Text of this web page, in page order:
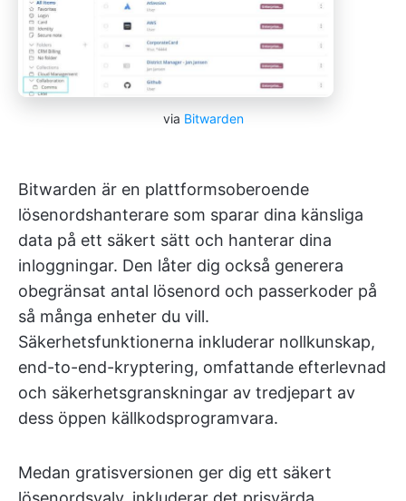
via Bitwarden
Bitwarden är en plattformsoberoende
lösenordshanterare som sparar dina känsliga
data på ett säkert sätt och hanterar dina
inloggningar. Den låter dig också generera
obegränsat antal lösenord och passerkoder på
så många enheter du vill.
Säkerhetsfunktionerna inkluderar nollkunskap,
end-to-end-kryptering, omfattande efterlevnad
och säkerhetsgranskningar av tredjepart av
dess öppen källkodsprogramvara.
Medan gratisversionen ger dig ett säkert